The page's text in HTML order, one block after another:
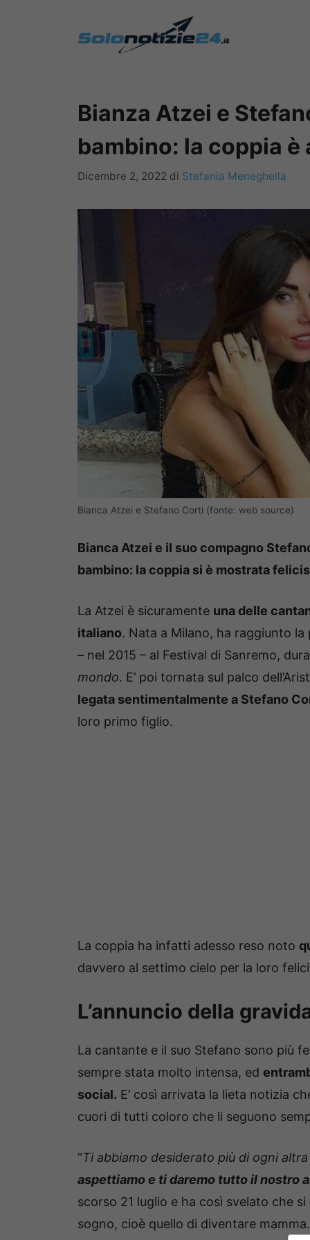
Bianza Atzei e
bambino: la coppia
Dicembre 2, 2022 di Stefania Meneghella
Bianca Atzei e Stefano Corti (fonte: web source)
Bianca Atzei e il suo compagno
bambino: la coppia si è mostrata
La Atzei è sicuramente una delle
italiano. Nata a Milano, ha raggiunto
– nel 2015 – al Festival di Sanremo,
mondo. E’ poi tornata sul palco
legata sentimentalmente a Stefano
loro primo figlio.
La coppia ha infatti adesso reso noto
davvero al settimo cielo per la loro
L’annuncio della
La cantante e il suo Stefano sono più
sempre stata molto intensa, ed
social. E’ così arrivata la lieta notizia
cuori di tutti coloro che li seguono
“Ti abbiamo desiderato più di ogni
aspettiamo e ti daremo tutto il nostro
scorso 21 luglio e ha così svelato che
sogno, cioè quello di diventare